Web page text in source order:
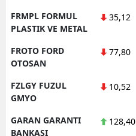
FRMPL FORMUL
PLASTIK VE METAL
35,12
FROTO FORD
OTOSAN
77,80
FZLGY FUZUL
GMYO
10,52
GARAN GARANTI
BANKASI
128,40